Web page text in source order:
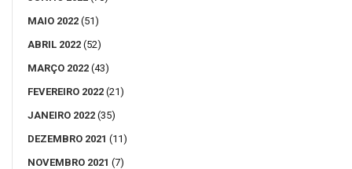
MAIO 2022 (51)
ABRIL 2022 (52)
MARÇO 2022 (43)
FEVEREIRO 2022 (21)
JANEIRO 2022 (35)
DEZEMBRO 2021 (11)
NOVEMBRO 2021 (7)